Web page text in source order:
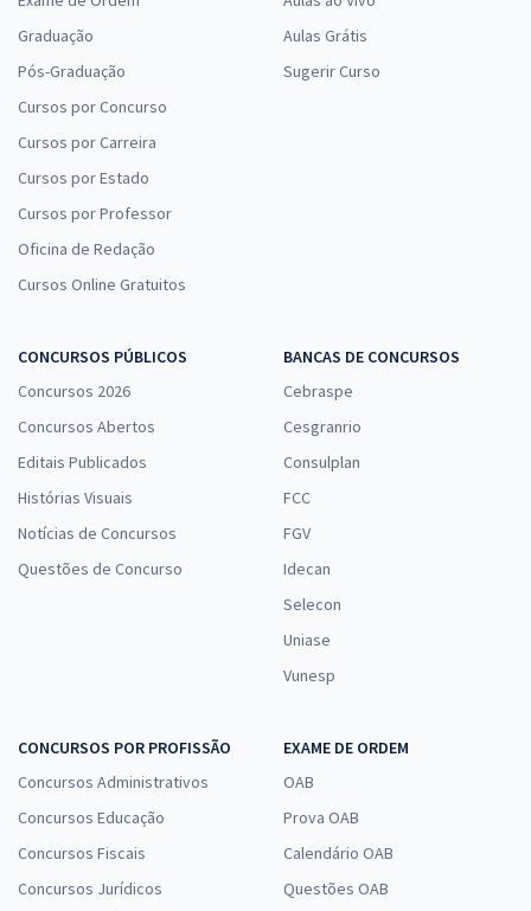
Graduação
Pós-Graduação
Cursos por Concurso
Cursos por Carreira
Cursos por Estado
Cursos por Professor
Oficina de Redação
Cursos Online Gratuitos
Aulas Grátis
Sugerir Curso
CONCURSOS PÚBLICOS
Concursos 2026
Concursos Abertos
Editais Publicados
Histórias Visuais
Notícias de Concursos
Questões de Concurso
BANCAS DE CONCURSOS
Cebraspe
Cesgranrio
Consulplan
FCC
FGV
Idecan
Selecon
Uniase
Vunesp
CONCURSOS POR PROFISSÃO
Concursos Administrativos
Concursos Educação
Concursos Fiscais
Concursos Jurídicos
EXAME DE ORDEM
OAB
Prova OAB
Calendário OAB
Questões OAB